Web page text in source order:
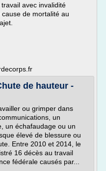
avec invalidité
de mortalité au
de hauteur -
ou grimper dans
un
un échafaudage ou un
élevé de blessure ou
Entre 2010 et 2014, le
16 décès au travail
fédérale causés par...